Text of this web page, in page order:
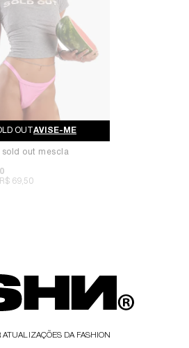
AVISE-ME
sold out mescla
R$ 69,50
ATUALIZAÇÕES DA FASHION